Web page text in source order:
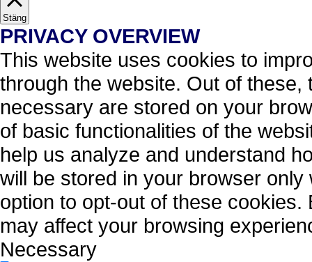
Stäng
PRIVACY OVERVIEW
This website uses cookies to
through the website. Out of
necessary are stored on your
of basic functionalities of the
help us analyze and understand
will be stored in your browser
option to opt-out of these
may affect your browsing
Necessary